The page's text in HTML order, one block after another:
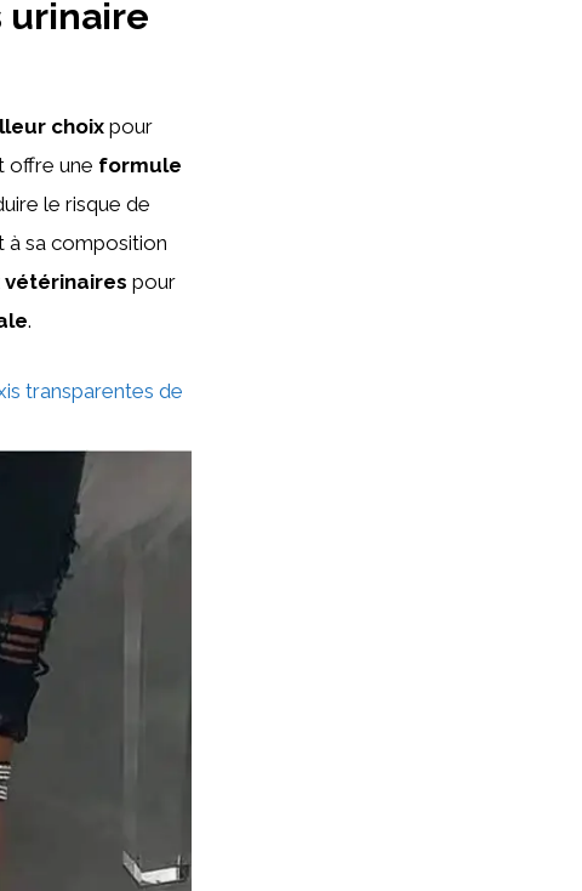
urinaire
choix pour
offre une formule
le risque de
à sa composition
pour
.
transparentes de